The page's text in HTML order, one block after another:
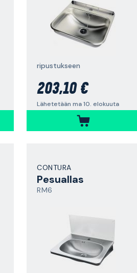
ripustukseen
203,10 €
Lähetetään ma 10. elokuuta
CONTURA
Pesuallas
RM6